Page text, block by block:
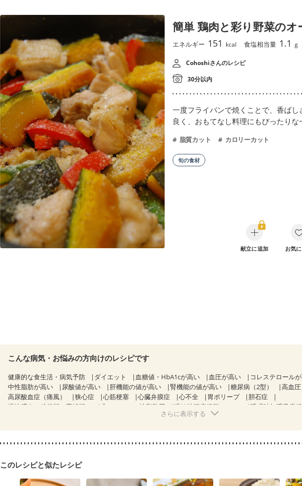
簡単 鶏肉と彩り野菜のオ
エネルギー 151 kcal 食塩相当量 1.1 g
Cohoshiさんのレシピ
30分以内
一度フライパンで焼くことで、香ば
良く、おもてなし料理にもぴったりな
脂質カット カロリーカット
旬の食材
献立に追加 お気
こんな病気・お悩みの方向けのレシピです
健康的な食生活・病気予防 ダイエット 血糖値・HbA1cが高い 血圧が高い
コレステロール
中性脂肪が高い
尿酸値が高い 肝機能の値が高い 腎機能の値が高い 糖尿病（2型） 高血圧
高尿酸血症（痛風）
狭心症 心筋梗塞 心臓弁膜症 心不全 胃ポリープ
胆石症
慢性膵炎（移行期・寛解期）
非アルコール性脂肪肝 過敏性腸症候群（IBS）
睡眠時無呼吸症
糖尿病性腎症（第３期）
産後（ミルク）
骨折 骨粗しょう症 関節リウマチ 乾癬 フレイル（年齢に合わせた体作り
さらに表示する
このレシピと似たレシピ